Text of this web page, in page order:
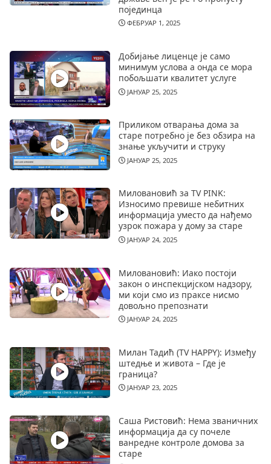
појединца
ФЕБРУАР 1, 2025
Добијање лиценце је само
минимум услова а онда се мора
побољшати квалитет услуге
ЈАНУАР 25, 2025
Приликом отварања дома за
старе потребно је без обзира на
знање укључити и струку
ЈАНУАР 25, 2025
Миловановић за TV PINK:
Износимо превише небитних
информација уместо да нађемо
узрок пожара у дому за старе
ЈАНУАР 24, 2025
Миловановић: Иако постоји
закон о инспекцијском надзору,
ми који смо из праксе нисмо
довољно препознати
ЈАНУАР 24, 2025
Милан Тадић (TV HAPPY): Између
штедње и живота – Где је
граница?
ЈАНУАР 23, 2025
Саша Ристовић: Нема званичних
информација да су почеле
ванредне контроле домова за
старе